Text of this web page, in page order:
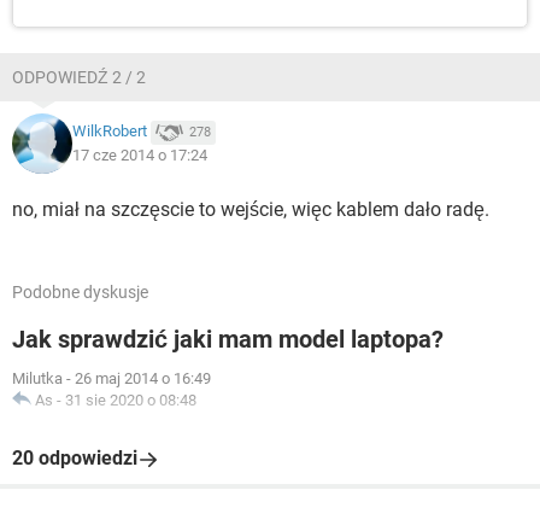
ODPOWIEDŹ 2 / 2
WilkRobert 278
17 cze 2014 o 17:24
no, miał na szczęscie to wejście, więc kablem dało radę.
Podobne dyskusje
Jak sprawdzić jaki mam model laptopa?
Milutka - 26 maj 2014 o 16:49
As - 31 sie 2020 o 08:48
20 odpowiedzi